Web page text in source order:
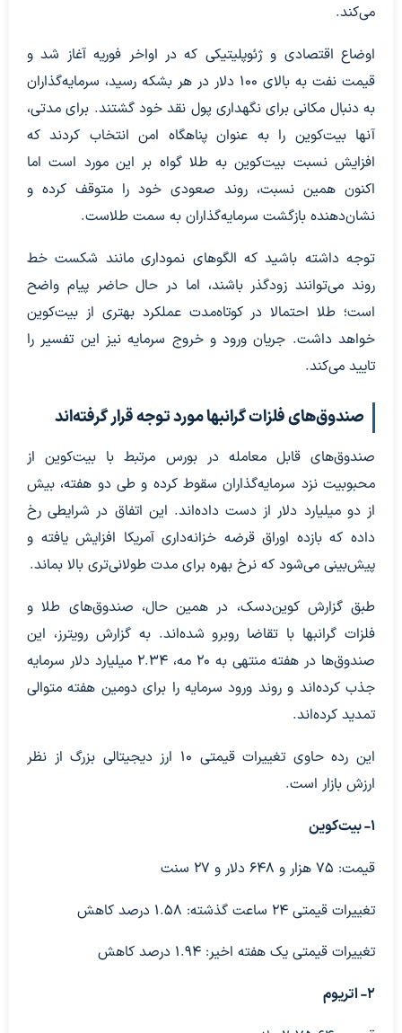
می‌کند.
اوضاع اقتصادی و ژئوپلیتیکی که در اواخر فوریه آغاز شد و
قیمت نفت به بالای ۱۰۰ دلار در هر بشکه رسید، سرمایه‌گذاران
به دنبال مکانی برای نگهداری پول نقد خود گشتند. برای مدتی،
آنها بیت‌کوین را به عنوان پناهگاه امن انتخاب کردند که
افزایش نسبت بیت‌کوین به طلا گواه بر این مورد است اما
اکنون همین نسبت، روند صعودی خود را متوقف کرده و
نشان‌دهنده بازگشت سرمایه‌گذاران به سمت طلاست.
توجه داشته باشید که الگوهای نموداری مانند شکست خط
روند می‌توانند زودگذر باشند، اما در حال حاضر پیام واضح
است؛ طلا احتمالا در کوتاه‌مدت عملکرد بهتری از بیت‌کوین
خواهد داشت. جریان ورود و خروج سرمایه نیز این تفسیر را
تایید می‌کند.
صندوق‌های فلزات گرانبها مورد توجه قرار گرفته‌اند
صندوق‌های قابل معامله در بورس مرتبط با بیت‌کوین از
محبوبیت نزد سرمایه‌گذاران سقوط کرده و طی دو هفته، بیش
از دو میلیارد دلار از دست داده‌اند. این اتفاق در شرایطی رخ
داده که بازده اوراق قرضه خزانه‌داری آمریکا افزایش یافته و
پیش‌بینی می‌شود که نرخ بهره برای مدت طولانی‌تری بالا بماند.
طبق گزارش کوین‌دسک، در همین حال، صندوق‌های طلا و
فلزات گرانبها با تقاضا روبرو شده‌اند. به گزارش رویترز، این
صندوق‌ها در هفته منتهی به ۲۰ مه، ۲.۳۴ میلیارد دلار سرمایه
جذب کرده‌اند و روند ورود سرمایه را برای دومین هفته متوالی
تمدید کرده‌اند.
این رده حاوی تغییرات قیمتی ۱۰ ارز دیجیتالی بزرگ از نظر
ارزش بازار است.
۱- بیت‌کوین
قیمت: ۷۵ هزار و ۶۴۸ دلار و ۲۷ سنت
تغییرات قیمتی ۲۴ ساعت گذشته: ۱.۵۸ درصد کاهش
تغییرات قیمتی یک هفته اخیر: ۱.۹۴ درصد کاهش
۲- اتریوم